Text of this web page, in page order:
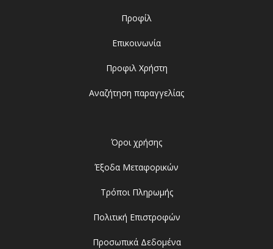
Προφίλ
Επικοινωνία
Προφιλ Χρήστη
Αναζήτηση παραγγελίας
Όροι χρήσης
Έξοδα Μεταφορικών
Τρόποι Πληρωμής
Πολιτική Επιστροφών
Προσωπικά Δεδομένα